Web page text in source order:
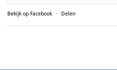
Bekijk op Facebook · Delen